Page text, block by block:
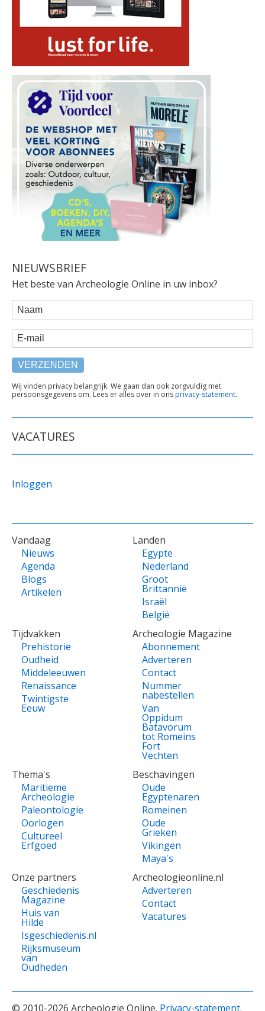
NIEUWSBRIEF
Het beste van Archeologie Online in uw inbox?
WEBFORM
Naam
E-mail
TEKST
ONDER
Wij vinden privacy belangrijk. We gaan dan ook zorgvuldig met
persoonsgegevens om. Lees er alles over in onsprivacy-statement.
VACATURES
Inloggen
VOET
Vandaag
Nieuws
Agenda
Blogs
Artikelen
Landen
Egypte
Nederland
Groot
Brittannië
Israël
België
Tijdvakken
Prehistorie
Oudheid
Middeleeuwen
Renaissance
Twintigste
Eeuw
Archeologie Magazine
Abonnement
Adverteren
Contact
Nummer
nabestellen
Van
Oppidum
Batavorum
tot Romeins
Fort
Vechten
Thema's
Maritieme
Archeologie
Paleontologie
Oorlogen
Cultureel
Erfgoed
Beschavingen
Oude
Egyptenaren
Romeinen
Oude
Grieken
Vikingen
Maya's
Onze partners
Geschiedenis
Magazine
Huis van
Hilde
Isgeschiedenis.nl
Rijksmuseum
van
Oudheden
Archeologieonline.nl
Adverteren
Contact
Vacatures
© 2010-2026 Archeologie Online. Privacy-statement.